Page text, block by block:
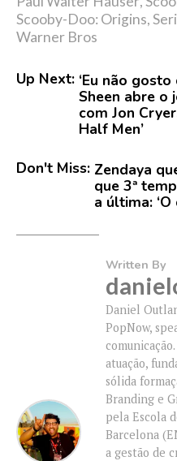
Scooby-Doo: Origins,
Warner Bros
Up Next: ‘Eu não
Sheen abre o
com Jon
Half Men’
Don't Miss: Zendaya
que 3ª
a última:
Written By
Daniel
PopNow,
atuação,
sólida
Branding e
pela Escola
Barcelona
a gestão de